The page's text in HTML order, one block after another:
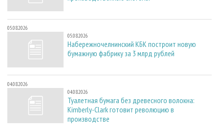
05.08.2026
05.08.2026
Набережночелнинский КБК построит новую
бумажную фабрику за 3 млрд рублей
04.08.2026
04.08.2026
Туалетная бумага без древесного волокна:
Kimberly-Clark готовит революцию в
производстве